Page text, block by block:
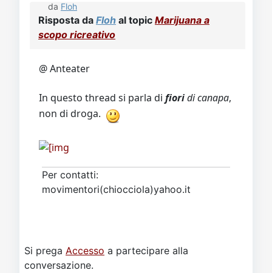
da Floh
Risposta da Floh al topic Marijuana a
scopo ricreativo
@ Anteater
In questo thread si parla di fioridi canapa,
non di droga.
Per contatti:
movimentori(chiocciola)yahoo.it
Si prega Accesso a partecipare alla
conversazione.